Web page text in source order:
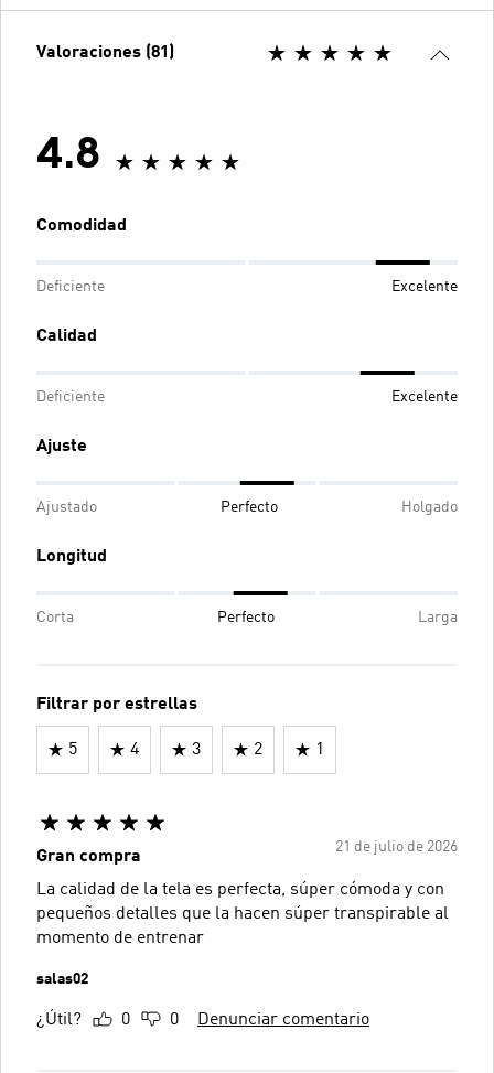
Valoraciones (81)
4.8
Comodidad
Deficiente Excelente
Calidad
Deficiente Excelente
Ajuste
Ajustado Perfecto Holgado
Longitud
Corta Perfecto Larga
Filtrar por estrellas
5 4 3 2 1
21 de julio de 2026
Gran compra
La calidad de la tela es perfecta, súper cómoda y con
pequeños detalles que la hacen súper transpirable al
momento de entrenar
salas02
¿Útil? 0 0 Denunciar comentario